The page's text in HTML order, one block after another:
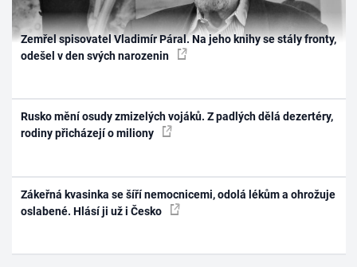
Zemřel spisovatel Vladimír Páral. Na jeho knihy se stály fronty,
odešel v den svých narozenin
Rusko mění osudy zmizelých vojáků. Z padlých dělá dezertéry,
rodiny přicházejí o miliony
Zákeřná kvasinka se šíří nemocnicemi, odolá lékům a ohrožuje
oslabené. Hlásí ji už i Česko